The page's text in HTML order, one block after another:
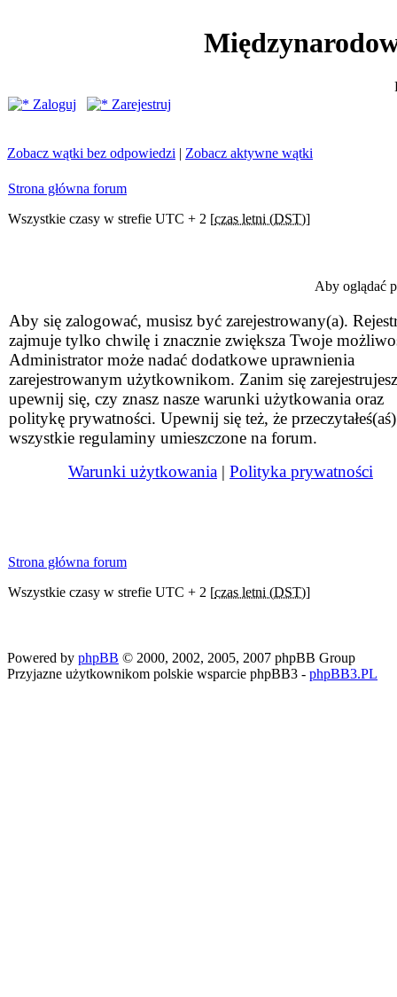
Zaloguj
Zarejestruj
Zobacz wątki bez odpowiedzi | Zobacz aktywne wątki
Strona główna forum
Wszystkie czasy w strefie UTC + 2 [czas letni (DST)]
Aby oglądać
Aby się zalogować, musisz być zarejestrowany(a).
zajmuje tylko chwilę i znacznie zwiększa Twoje
Administrator może nadać dodatkowe uprawnienia
zarejestrowanym użytkownikom. Zanim się
upewnij się, czy znasz nasze warunki użytkowania oraz
politykę prywatności. Upewnij się też, że przeczytałeś(aś)
wszystkie regulaminy umieszczone na forum.
Warunki użytkowania | Polityka prywatności
Strona główna forum
Wszystkie czasy w strefie UTC + 2 [czas letni (DST)]
Powered by phpBB © 2000, 2002, 2005, 2007 phpBB Group
Przyjazne użytkownikom polskie wsparcie phpBB3 - phpBB3.PL